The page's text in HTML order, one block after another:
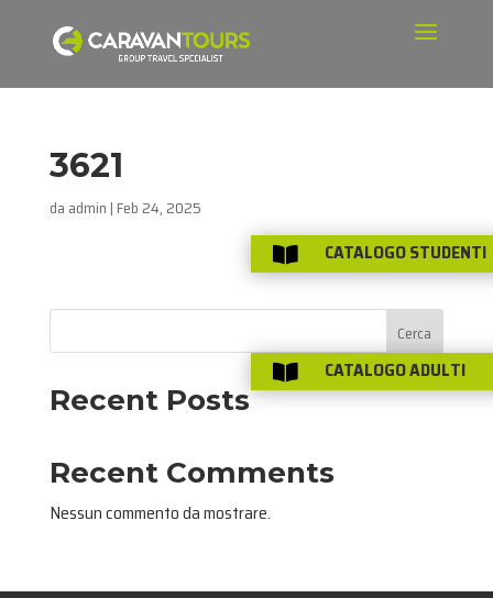
3621
da admin | Feb 24, 2025
Cerca
Recent Posts
Recent Comments
Nessun commento da mostrare.
 CATALOGO STUDENTI
 CATALOGO ADULTI